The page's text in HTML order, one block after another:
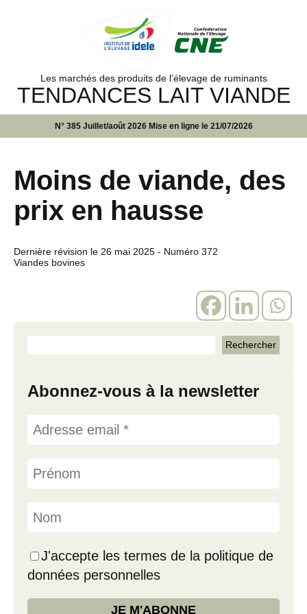
Les marchés des produits de l’élevage de ruminants
TENDANCES LAIT VIANDE
N° 385 Juillet/août 2026 Mise en ligne le 21/07/2026
Moins de viande, des
prix en hausse
Dernière révision le 26 mai 2025 - Numéro 372
Viandes bovines
Abonnez-vous à la newsletter
J'accepte les termes de la politique de
données personnelles